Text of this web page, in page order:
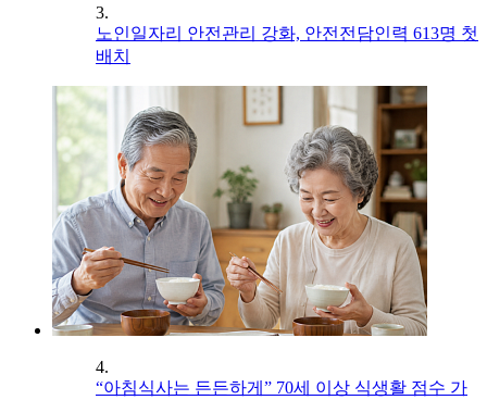
3.
노인일자리 안전관리 강화, 안전전담인력 613명 첫
배치
4.
“아침식사는 든든하게” 70세 이상 식생활 점수 가